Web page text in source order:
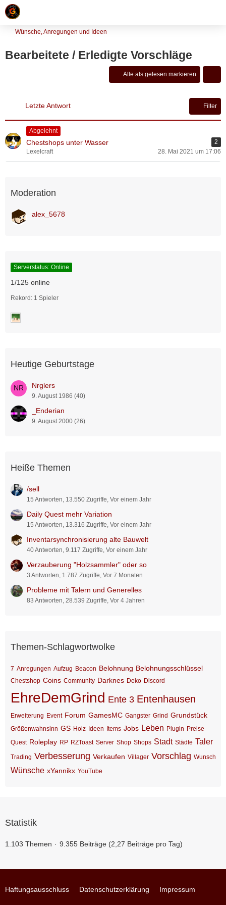
Wünsche, Anregungen und Ideen
Bearbeitete / Erledigte Vorschläge
Alle als gelesen markieren
Letzte Antwort Filter
Abgelehnt
Chestshops unter Wasser
2
Lexelcraft
28. Mai 2021 um 17:06
Moderation
alex_5678
Serverstatus: Online
1/125 online
Rekord: 1 Spieler
Heutige Geburtstage
Nrglers
9. August 1986 (40)
_Enderian
9. August 2000 (26)
Heiße Themen
/sell
15 Antworten, 13.550 Zugriffe, Vor einem Jahr
Daily Quest mehr Variation
15 Antworten, 13.316 Zugriffe, Vor einem Jahr
Inventarsynchronisierung alte Bauwelt
40 Antworten, 9.117 Zugriffe, Vor einem Jahr
Verzauberung "Holzsammler" oder so
3 Antworten, 1.787 Zugriffe, Vor 7 Monaten
Probleme mit Talern und Generelles
83 Antworten, 28.539 Zugriffe, Vor 4 Jahren
Themen-Schlagwortwolke
7 Anregungen Aufzug Beacon Belohnung Belohnungsschlüssel
Chestshop Coins Community Darknes Deko Discord
EhreDemGrind Ente 3 Entenhausen
Erweiterung Event Forum GamesMC Gangster Grind Grundstück
Größenwahnsinn GS Holz Ideen Items Jobs Leben Plugin Preise
Quest Roleplay RP RZToast Server Shop Shops Stadt Städte Taler
Trading Verbesserung Verkaufen Villager Vorschlag Wunsch
Wünsche xYannikx YouTube
Statistik
1.103 Themen 9.355 Beiträge (2,27 Beiträge pro Tag)
Haftungsausschluss Datenschutzerklärung Impressum